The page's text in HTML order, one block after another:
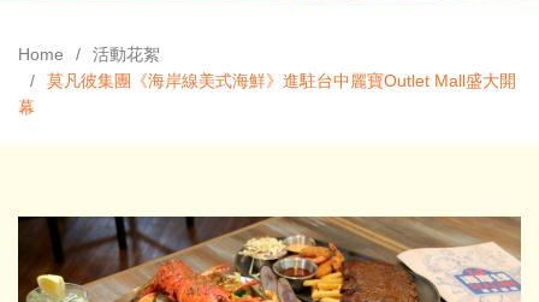
Home
活動花絮
莫凡彼集團《海岸線美式海鮮》進駐台中麗寶Outlet Mall盛大開
幕